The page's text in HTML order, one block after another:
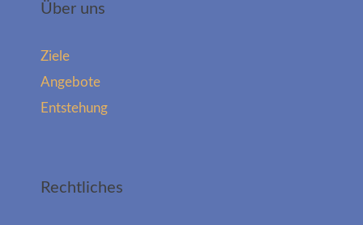
Über uns
Ziele
Angebote
Entstehung
Rechtliches